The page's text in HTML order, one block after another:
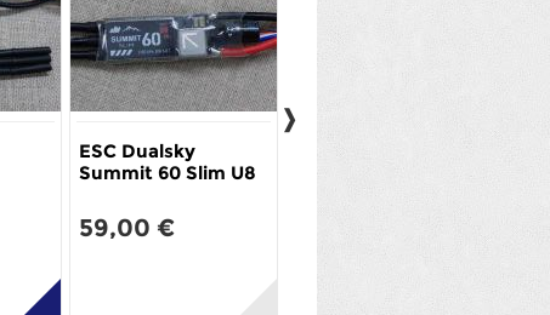
ESC Dualsky
Summit 60 Slim U8
59,00 €
moteur Dualsky